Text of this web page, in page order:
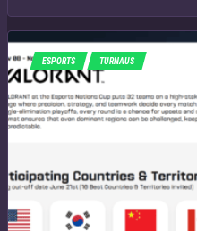
ESPORTS TURNAUS